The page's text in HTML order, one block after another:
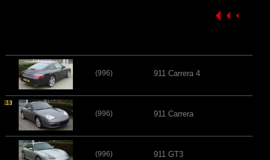
(996) 911 Carrera 4
(996) 911 Carrera
(996) 911 GT3